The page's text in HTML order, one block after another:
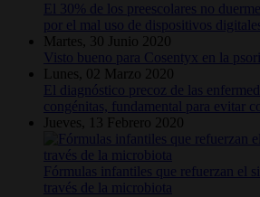
El 30% de los preescolares no
por el mal uso de dispositivos
Martes, 30 Junio 2020
Visto bueno para Cosentyx en la
Lunes, 02 Marzo 2020
El diagnóstico precoz de las
congénitas, fundamental para evitar
Jueves, 13 Febrero 2020
Fórmulas infantiles que refuerzan el
través de la microbiota